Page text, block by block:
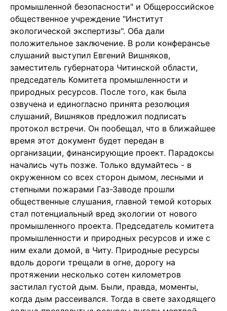
промышленной безопасности" и Общероссийское
общественное учреждение "Институт
экологической экспертизы". Оба дали
положительное заключение. В роли конферансье
слушаний выступил Евгений Вишняков,
заместитель губернатора Читинской области,
председатель Комитета промышленности и
природных ресурсов. После того, как была
озвучена и единогласно принята резолюция
слушаний, Вишняков предложил подписать
протокол встречи. Он пообещал, что в ближайшее
время этот документ будет передан в
организации, финансирующие проект. Парадоксы
начались чуть позже. Только вдумайтесь - в
окруженном со всех сторон дымом, лесными и
степными пожарами Газ-Заводе прошли
общественные слушания, главной темой которых
стал потенциальный вред экологии от нового
промышленного проекта. Председатель комитета
промышленности и природных ресурсов и иже с
ним ехали домой, в Читу. Природные ресурсы
вдоль дороги трещали в огне, дорогу на
протяжении несколько сотен километров
застилал густой дым. Были, правда, моменты,
когда дым рассеивался. Тогда в свете заходящего